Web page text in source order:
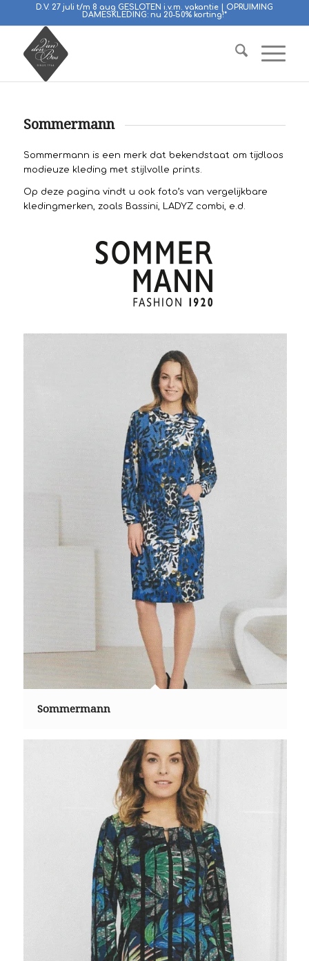
D.V. 27 juli t/m 8 aug GESLOTEN i.v.m. vakantie | OPRUIMING
DAMESKLEDING: nu 20-50% korting!*
Sommermann
Sommermann is een merk dat bekendstaat om tijdloos
modieuze kleding met stijlvolle prints.
Op deze pagina vindt u ook foto’s van vergelijkbare
kledingmerken, zoals Bassini, LADYZ combi, e.d.
Sommermann